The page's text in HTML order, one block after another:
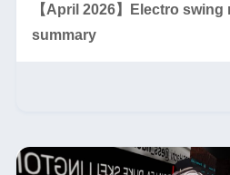
【April 2026】Electro
summary